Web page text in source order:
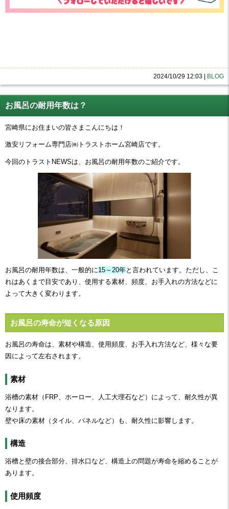
2024/10/29 12:03 | BLOG
お風呂の耐用年数は？
宮崎県にお住まいの皆さまこんにちは！
激安リフォーム専門店㈱トラストホーム宮崎店です。
今回のトラストNEWSは、お風呂の耐用年数のご紹介です。
お風呂の耐用年数は、一般的に15～20年と言われています。ただし、こ
れはあくまで目安であり、使用する素材、頻度、お手入れの方法などに
よって大きく変わります。
お風呂の寿命が短くなる原因
お風呂の寿命は、素材や構造、使用頻度、お手入れ方法など、様々な要
因によって左右されます。
素材
浴槽の素材（FRP、ホーロー、人工大理石など）によって、耐久性が異
なります。
壁や床の素材（タイル、パネルなど）も、耐久性に影響します。
構造
浴槽と壁の接合部分、排水口など、構造上の問題が寿命を縮めることが
あります。
使用頻度